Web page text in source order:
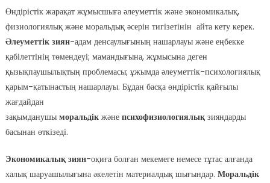
Өндірістік жарақат жұмысшыға әлеуметтік және экономикалық,
физиологиялық және моральдық әсерін тигізетінін айта кету керек.
Әлеуметтік зиян-адам денсаулығының нашарлауы және еңбекке
қабілеттінің төмендеуі; мамандығына, жұмысына деген
қызықпаушылықтың проблемасы; ұжымда әлеуметтік-психологиялық
қарым-қатынастың нашарлауы. Бұдан басқа өндірістік қайғылы
жағдайдан
зақымданушы моральдікжәне психофизиологиялық зияндарды
басынан өткізеді.
Экономикалық зиян-оқиға болған мекемеге немесе тұтас алғанда
халық шаруашылығына әкелетін материалдық шығындар. Моральдік